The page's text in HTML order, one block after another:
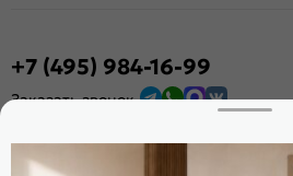
+7 (495) 984-16-99
Заказать звонок